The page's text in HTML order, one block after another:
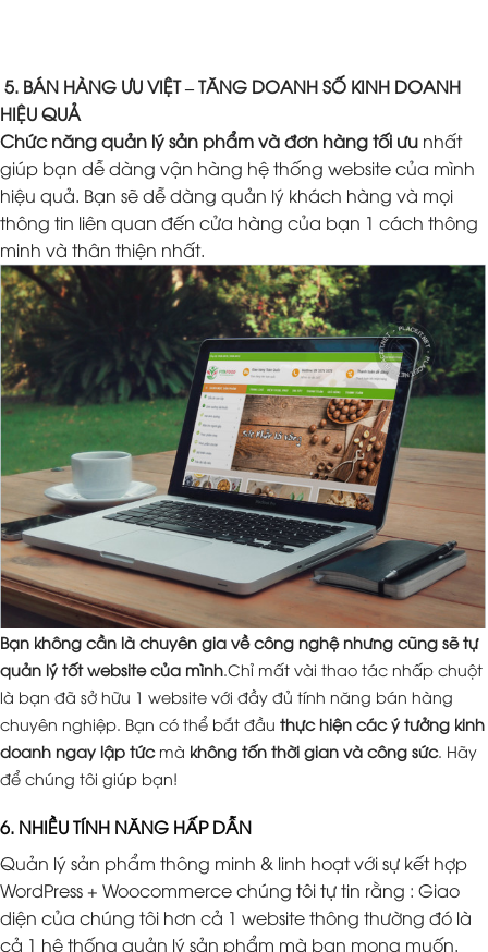
5. BÁN HÀNG ƯU VIỆT – TĂNG DOANH SỐ KINH DOANH
HIỆU QUẢ
Chức năng quản lý sản phẩm và đơn hàng tối ưu nhất
giúp bạn dễ dàng vận hàng hệ thống website của mình
hiệu quả. Bạn sẽ dễ dàng quản lý khách hàng và mọi
thông tin liên quan đến cửa hàng của bạn 1 cách thông
minh và thân thiện nhất.
Bạn không cần là chuyên gia về công nghệ nhưng cũng sẽ tự
quản lý tốt website của mình .Chỉ mất vài thao tác nhấp chuột
là bạn đã sở hữu 1 website với đầy đủ tính năng bán hàng
chuyên nghiệp. Bạn có thể bắt đầu thực hiện các ý tưởng kinh
doanh ngay lập tứcmà không tốn thời gian và công sức. Hãy
để chúng tôi giúp bạn!
6. NHIỀU TÍNH NĂNG HẤP DẪN
Quản lý sản phẩm thông minh & linh hoạt với sự kết hợp
WordPress + Woocommerce chúng tôi tự tin rằng : Giao
diện của chúng tôi hơn cả 1 website thông thường đó là
cả 1 hệ thống quản lý sản phẩm mà bạn mong muốn.